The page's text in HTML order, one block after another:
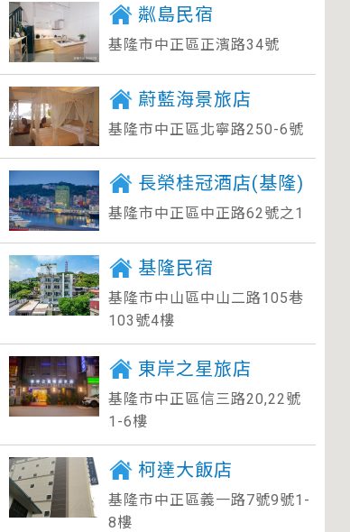
粼島民宿
基隆市中正區正濱路34號
蔚藍海景旅店
基隆市中正區北寧路250-6號
長榮桂冠酒店(基隆)
基隆市中正區中正路62號之1
基隆民宿
基隆市中山區中山二路105巷
103號4樓
東岸之星旅店
基隆市中正區信三路20,22號
1-6樓
柯達大飯店
基隆市中正區義一路7號9號1-
8樓